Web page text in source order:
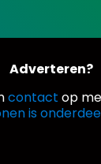
Adverteren?
contact op
is